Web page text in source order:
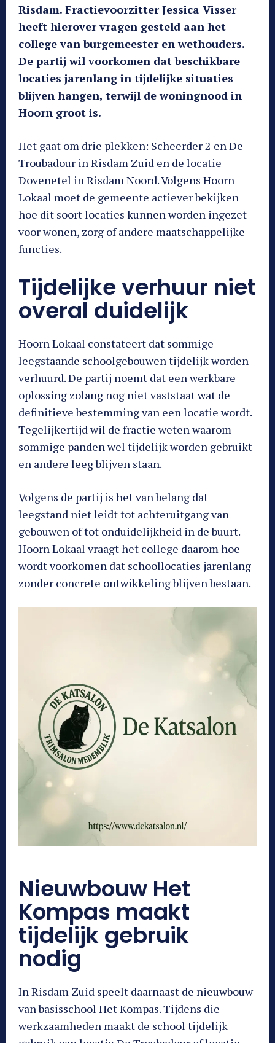
Risdam. Fractievoorzitter Jessica Visser
heeft hierover vragen gesteld aan het
college van burgemeester en wethouders.
De partij wil voorkomen dat beschikbare
locaties jarenlang in tijdelijke situaties
blijven hangen, terwijl de woningnood in
Hoorn groot is.
Het gaat om drie plekken: Scheerder 2 en De
Troubadour in Risdam Zuid en de locatie
Dovenetel in Risdam Noord. Volgens Hoorn
Lokaal moet de gemeente actiever bekijken
hoe dit soort locaties kunnen worden ingezet
voor wonen, zorg of andere maatschappelijke
functies.
Tijdelijke verhuur niet
overal duidelijk
Hoorn Lokaal constateert dat sommige
leegstaande schoolgebouwen tijdelijk worden
verhuurd. De partij noemt dat een werkbare
oplossing zolang nog niet vaststaat wat de
definitieve bestemming van een locatie wordt.
Tegelijkertijd wil de fractie weten waarom
sommige panden wel tijdelijk worden gebruikt
en andere leeg blijven staan.
Volgens de partij is het van belang dat
leegstand niet leidt tot achteruitgang van
gebouwen of tot onduidelijkheid in de buurt.
Hoorn Lokaal vraagt het college daarom hoe
wordt voorkomen dat schoollocaties jarenlang
zonder concrete ontwikkeling blijven bestaan.
Nieuwbouw Het
Kompas maakt
tijdelijk gebruik
nodig
In Risdam Zuid speelt daarnaast de nieuwbouw
van basisschool Het Kompas. Tijdens die
werkzaamheden maakt de school tijdelijk